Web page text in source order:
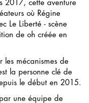
2017, cette aventure
où Régine
Le Liberté - scène
de oh créée en
les mécanismes de
la personne clé de
le début en 2015.
une équipe de